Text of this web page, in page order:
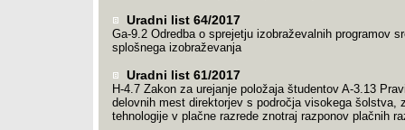
Uradni list 64/2017
Ga-9.2 Odredba o sprejetju izobraževalnih programov
splošnega izobraževanja
Uradni list 61/2017
H-4.7 Zakon za urejanje položaja študentov A-3.13
delovnih mest direktorjev s področja visokega šolstva,
tehnologije v plačne razrede znotraj razponov plačnih